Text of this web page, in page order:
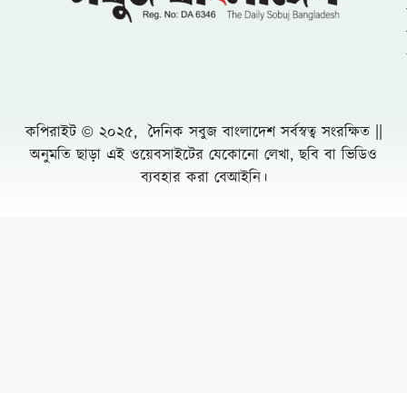
কপিরাইট © ২০২৫, দৈনিক সবুজ বাংলাদেশ সর্বস্বত্ব সংরক্ষিত ||
অনুমতি ছাড়া এই ওয়েবসাইটের যেকোনো লেখা, ছবি বা ভিডিও
ব্যবহার করা বেআইনি।